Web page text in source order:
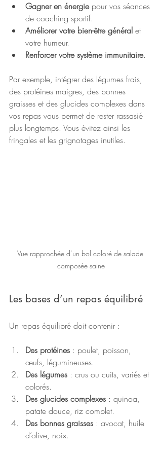
Gagner en énergie pour vos séances
de coaching sportif.
Améliorer votre bien-être général et
votre humeur.
Renforcer votre système immunitaire.
Par exemple, intégrer des légumes frais,
des protéines maigres, des bonnes
graisses et des glucides complexes dans
vos repas vous permet de rester rassasié
plus longtemps. Vous évitez ainsi les
fringales et les grignotages inutiles.
Vue rapprochée d’un bol coloré de salade
composée saine
Les bases d’un repas équilibré
Un repas équilibré doit contenir :
Des protéines : poulet, poisson,
œufs, légumineuses.
Des légumes : crus ou cuits, variés et
colorés.
Des glucides complexes : quinoa,
patate douce, riz complet.
Des bonnes graisses : avocat, huile
d’olive, noix.